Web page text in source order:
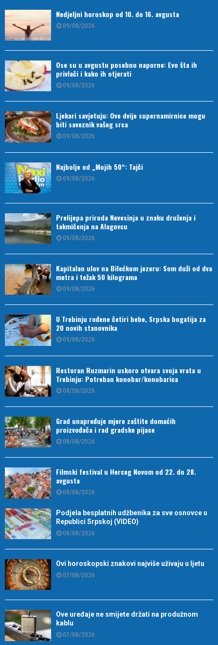
Nedjeljni horoskop od 10. do 16. avgusta
09/08/2026
Ose su u avgustu posebno naporne: Evo šta ih
privlači i kako ih otjerati
09/08/2026
Ljekari savjetuju: Ove dvije supernamirnice mogu
biti saveznik vašeg srca
09/08/2026
Najbolje od „Mojih 50“: Tajči
09/08/2026
Prelijepa priroda Nevesinja u znaku druženja i
takmičenja na Alagovcu
09/08/2026
Kapitalan ulov na Bilećkom jezeru: Som duži od dva
metra i težak 50 kilograma
09/08/2026
U Trebinju rođene četiri bebe, Srpska bogatija za
20 novih stanovnika
09/08/2026
Restoran Ruzmarin uskoro otvara svoja vrata u
Trebinju: Potreban konobar/konobarica
08/08/2026
Grad unapređuje mjere zaštite domaćih
proizvođača i rad gradske pijace
08/08/2026
Filmski festival u Herceg Novom od 22. do 28.
avgusta
08/08/2026
Podjela besplatnih udžbenika za sve osnovce u
Republici Srpskoj (VIDEO)
08/08/2026
Ovi horoskopski znakovi najviše uživaju u ljetu
07/08/2026
Ove uređaje ne smijete držati na produžnom
kablu
07/08/2026